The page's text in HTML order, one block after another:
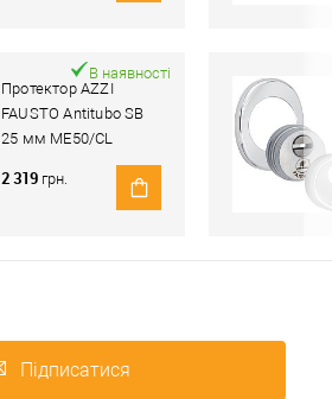
Протектор AZZI
FAUSTO Antitubo SB
25 мм ME50/CL
овальний стандарт
хром полірований
В наявності
2 319 грн.
Підписатися